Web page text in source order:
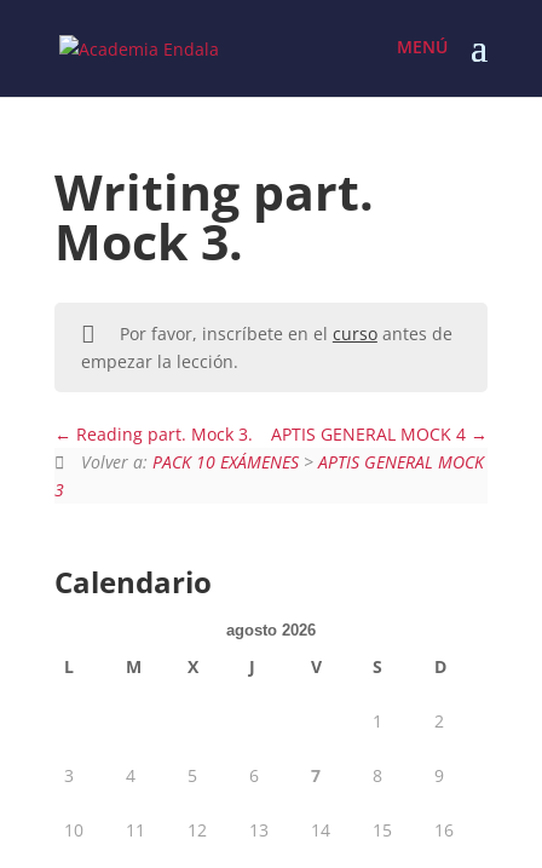
content
Writing part.
Mock 3.
Por favor, inscríbete en el cursoantes de
empezar la lección.
Reading part. Mock 3.
APTIS GENERAL MOCK 4
Volver a: PACK 10 EXÁMENES >APTIS GENERAL MOCK
3
Calendario
agosto 2026
L M X J V S D
1 2
3 4 5 6 7 8 9
10 11 12 13 14 15 16